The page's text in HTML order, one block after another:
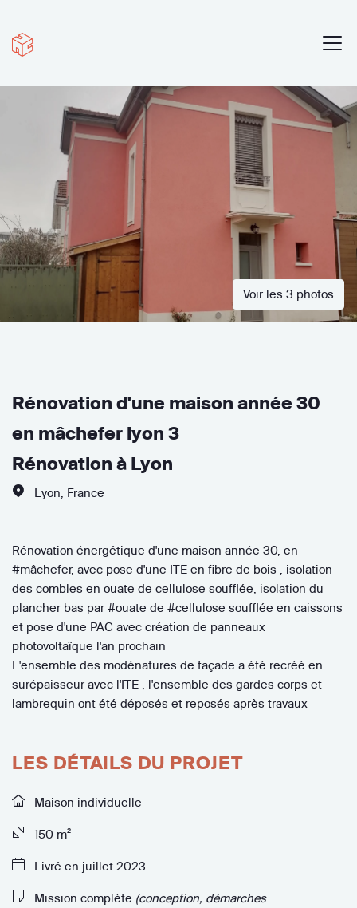
Voir les 3 photos
Rénovation d'une maison année 30
en mâchefer lyon 3
Rénovation à Lyon
Lyon France
Rénovation énergétique d'une maison année 30, en
#mâchefer, avec pose d'une ITE en fibre de bois , isolation
des combles en ouate de cellulose soufflée, isolation du
plancher bas par #ouate de #cellulose soufflée en caissons
et pose d'une PAC avec création de panneaux
photovoltaïque l'an prochain
L'ensemble des modénatures de façade a été recréé en
surépaisseur avec l'ITE , l'ensemble des gardes corps et
lambrequin ont été déposés et reposés après travaux
LES DÉTAILS DU PROJET
Maison individuelle
150 m²
Livré en juillet 2023
Mission complète (conception, démarches